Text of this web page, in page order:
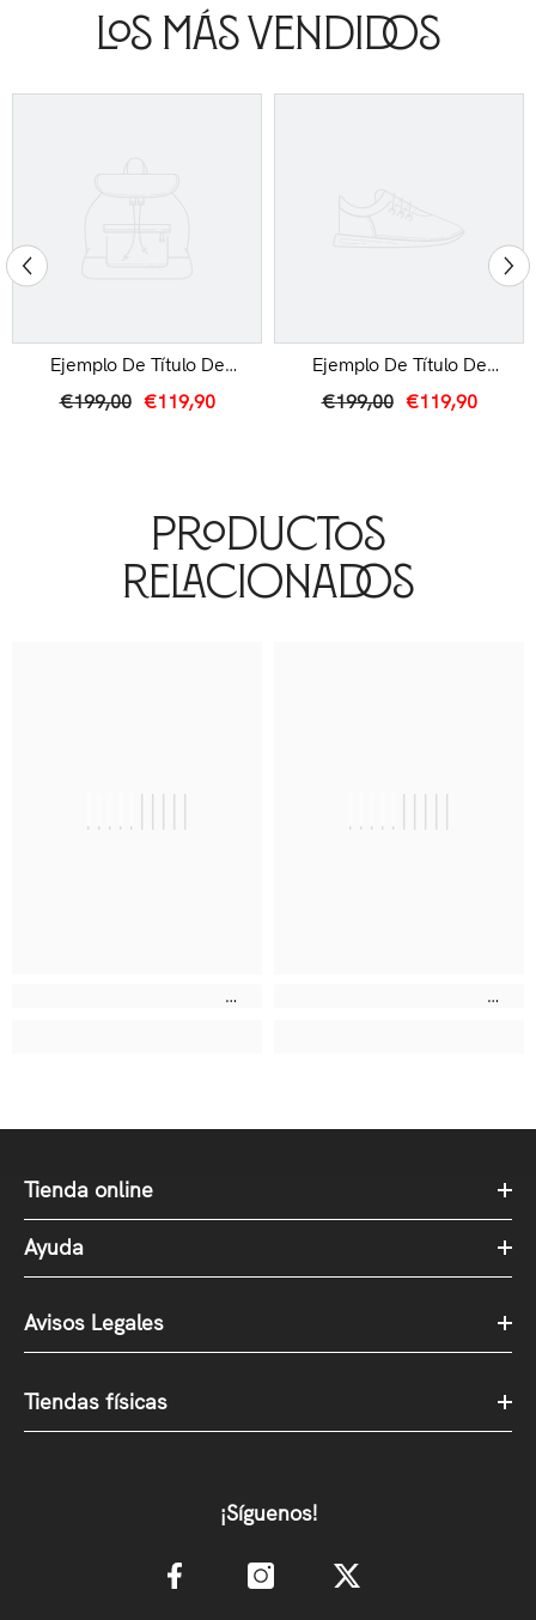
Los Más Vendidos
Ejemplo De Título De
Producto
€199,00 €119,90
Ejemplo De Título De
Producto
€199,00 €119,90
Productos
Relacionados
|||||||||| ||||||||||
Tienda online
Ayuda
Avisos Legales
Tiendas físicas
¡Síguenos!